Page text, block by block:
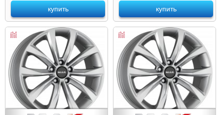
купить купить